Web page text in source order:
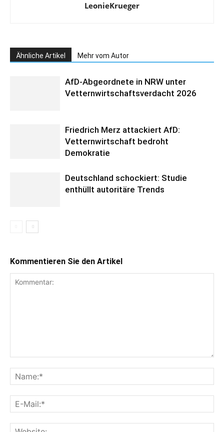
LeonieKrueger
Ähnliche Artikel Mehr vom Autor
AfD-Abgeordnete in NRW unter
Vetternwirtschaftsverdacht 2026
Friedrich Merz attackiert AfD:
Vetternwirtschaft bedroht
Demokratie
Deutschland schockiert: Studie
enthüllt autoritäre Trends
Kommentieren Sie den Artikel